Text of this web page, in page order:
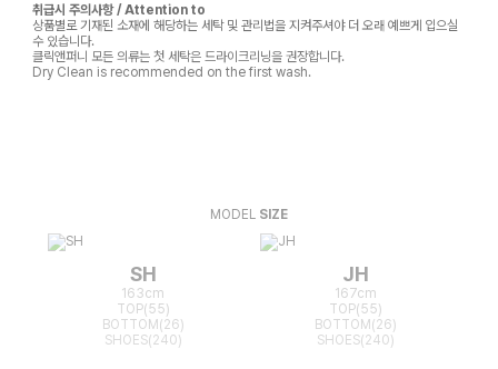
취급시 주의사항 / Attention to
상품별로 기재된 소재에 해당하는 세탁 및 관리법을 지켜주셔야 더 오래 예쁘게 입으실
수 있습니다.
클릭앤퍼니 모든 의류는 첫 세탁은 드라이크리닝을 권장합니다.
Dry Clean is recommended on the first wash.
MODEL SIZE
SH
163cm
TOP(55)
BOTTOM(26)
SHOES(240)
JH
167cm
TOP(55)
BOTTOM(26)
SHOES(240)